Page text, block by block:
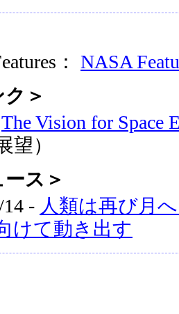
： NASA
＞
The Vision for Space
望）
ス＞
- 人類は再び月
けて動き出す